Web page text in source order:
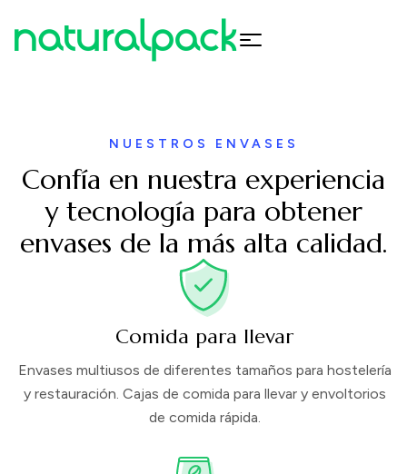
Confía en nuestra experiencia
y tecnología para obtener
envases de la más alta calidad.
NUESTROS ENVASES
Comida para llevar
Envases multiusos de diferentes tamaños para hostelería
y restauración. Cajas de comida para llevar y envoltorios
de comida rápida.